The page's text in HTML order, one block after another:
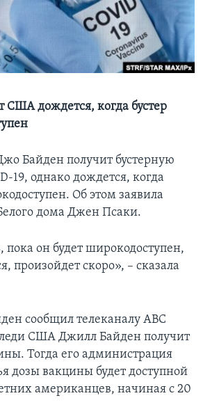
США дождется, когда бустер
Байден получит бустерную
19, однако дождется, когда
Об этом заявила
дома Джен Псаки.
он будет широкодоступен,
произойдет скоро», – сказала
сообщил телеканалу ABC
леди США Джилл Байден получит
Тогда его администрация
дозы вакцины будет доступной
американцев, начиная с 20